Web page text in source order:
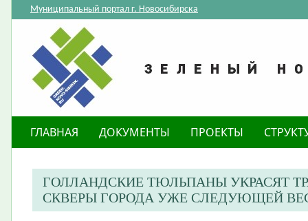
Муниципальный портал г. Новосибирска
ГЛАВНАЯ ДОКУМЕНТЫ ПРОЕКТЫ
​ГОЛЛАНДСКИЕ ТЮЛЬПАНЫ УКРАСЯТ
СКВЕРЫ ГОРОДА УЖЕ СЛЕДУЮЩЕЙ